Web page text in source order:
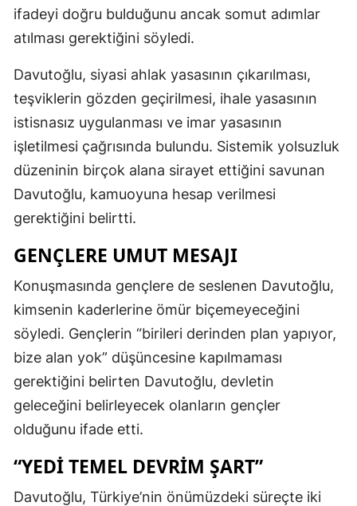
ifadeyi doğru bulduğunu ancak somut adımlar
atılması gerektiğini söyledi.
Davutoğlu, siyasi ahlak yasasının çıkarılması,
teşviklerin gözden geçirilmesi, ihale yasasının
istisnasız uygulanması ve imar yasasının
işletilmesi çağrısında bulundu. Sistemik yolsuzluk
düzeninin birçok alana sirayet ettiğini savunan
Davutoğlu, kamuoyuna hesap verilmesi
gerektiğini belirtti.
GENÇLERE UMUT MESAJI
Konuşmasında gençlere de seslenen Davutoğlu,
kimsenin kaderlerine ömür biçemeyeceğini
söyledi. Gençlerin “birileri derinden plan yapıyor,
bize alan yok” düşüncesine kapılmaması
gerektiğini belirten Davutoğlu, devletin
geleceğini belirleyecek olanların gençler
olduğunu ifade etti.
“YEDI TEMEL DEVRIM ŞART”
Davutoğlu, Türkiye’nin önümüzdeki süreçte iki